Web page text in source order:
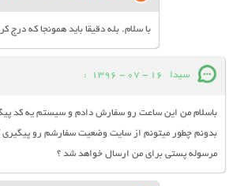
با سلام. بله دقیقا باید همونجا که درج
سيدا 16 - 07 - 1396
:
باسلام من اين ساعت رو سفارش دادم و سيستم يه كد
بدونم چطور ميتونم از سايت وضعيت سفارشم رو پيگيري
مرسوله پستي براي من ارسال خواهد شد ؟